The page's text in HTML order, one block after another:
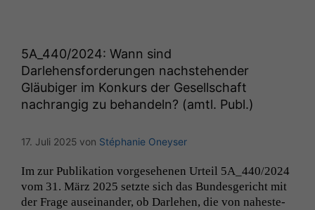
5A_440/2024: Wann sind
Darlehensforderungen nachstehender
Gläubiger im Konkurs der Gesellschaft
nachrangig zu behandeln? (amtl. Publ.)
17. Juli 2025 von Stéphanie Oneyser
Im zur Pub­lika­tion vorge­se­henen Urteil 5A_440/2024
vom 31. März 2025 set­zte sich das Bun­des­gericht mit
der Frage auseinan­der, ob Dar­lehen, die von nah­este­